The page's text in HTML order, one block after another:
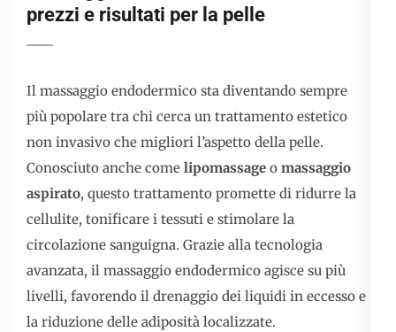
prezzi e risultati per la pelle
Il massaggio endodermico sta diventando sempre
più popolare tra chi cerca un trattamento estetico
non invasivo che migliori l’aspetto della pelle.
Conosciuto anche come lipomassage o massaggio
aspirato, questo trattamento promette di ridurre la
cellulite, tonificare i tessuti e stimolare la
circolazione sanguigna. Grazie alla tecnologia
avanzata, il massaggio endodermico agisce su più
livelli, favorendo il drenaggio dei liquidi in eccesso e
la riduzione delle adiposità localizzate.